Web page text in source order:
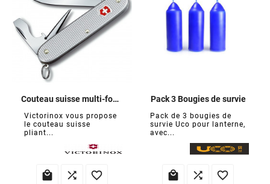
Couteau suisse multi-fonctions Pioneer
Victorinox vous propose
le couteau suisse
pliant...
  
Pack 3 Bougies de survie
Pack de 3 bougies de
survie Uco pour lanterne,
avec...
  